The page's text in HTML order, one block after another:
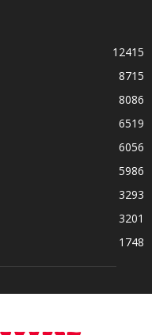
12415
8715
8086
6519
6056
5986
3293
3201
1748